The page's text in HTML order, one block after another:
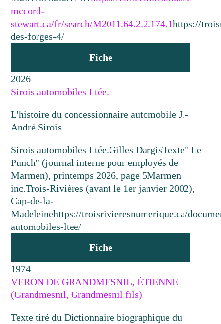
mccord-
stewart.ca/fr/search/M2011.64.2.2.174.1https://
des-forges-4/
Fiche
2026
Sirois automobiles Ltée.
L'histoire du concessionnaire automobile J.-
André Sirois.
Sirois automobiles Ltée.Gilles DargisTexte'' Le
Punch'' (journal interne pour employés de
Marmen), printemps 2026, page 5Marmen
inc.Trois-Rivières (avant le 1er janvier 2002),
Cap-de-la-
Madeleinehttps://troisrivieresnumerique.ca/
automobiles-ltee/
Fiche
1974
VERON DE GRANDMESNIL, ÉTIENNE
(Grandmesnil, Grandmesnil fils)
Texte tiré du Dictionnaire biographique du